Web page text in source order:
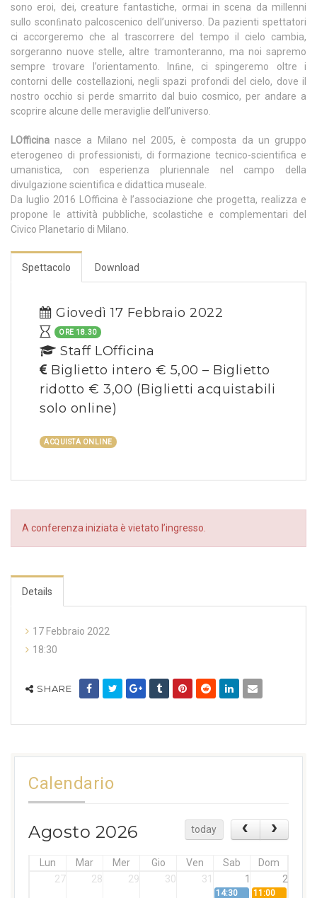
sono eroi, dei, creature fantastiche, ormai in scena da millenni
sullo sconﬁnato palcoscenico dell’universo. Da pazienti spettatori
ci accorgeremo che al trascorrere del tempo il cielo cambia,
sorgeranno nuove stelle, altre tramonteranno, ma noi sapremo
sempre trovare l’orientamento. Inﬁne, ci spingeremo oltre i
contorni delle costellazioni, negli spazi profondi del cielo, dove il
nostro occhio si perde smarrito dal buio cosmico, per andare a
scoprire alcune delle meraviglie dell’universo.
LOfficina nasce a Milano nel 2005, è composta da un gruppo
eterogeneo di professionisti, di formazione tecnico-scientifica e
umanistica, con esperienza pluriennale nel campo della
divulgazione scientifica e didattica museale.
Da luglio 2016 LOfficina è l’associazione che progetta, realizza e
propone le attività pubbliche, scolastiche e complementari del
Civico Planetario di Milano.
Spettacolo Download
Giovedì 17 Febbraio 2022
ORE 18.30
Staff LOfficina
Biglietto intero € 5,00 – Biglietto
ridotto € 3,00 (Biglietti acquistabili
solo online)
ACQUISTA ONLINE
A conferenza iniziata è vietato l’ingresso.
Details
17 Febbraio 2022
18:30
SHARE
Calendario
Agosto 2026 today
Lun Mar Mer Gio Ven Sab
Dom
27
28 29 30 31 1 2
14:30 11:00